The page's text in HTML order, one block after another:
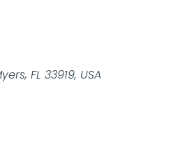
FL 33919, USA